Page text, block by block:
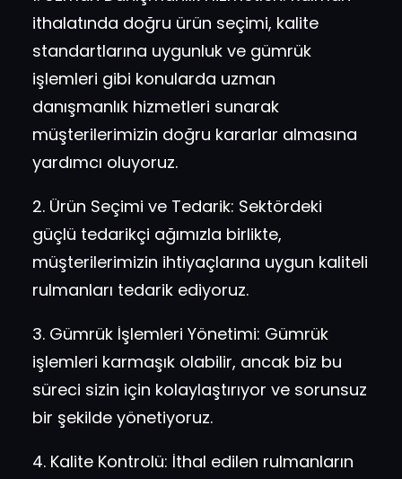
ithalatında doğru ürün seçimi, kalite
standartlarına uygunluk ve gümrük
işlemleri gibi konularda uzman
danışmanlık hizmetleri sunarak
müşterilerimizin doğru kararlar almasına
yardımcı oluyoruz.
2. Ürün Seçimi ve Tedarik: Sektördeki
güçlü tedarikçi ağımızla birlikte,
müşterilerimizin ihtiyaçlarına uygun kaliteli
rulmanları tedarik ediyoruz.
3. Gümrük İşlemleri Yönetimi: Gümrük
işlemleri karmaşık olabilir, ancak biz bu
süreci sizin için kolaylaştırıyor ve sorunsuz
bir şekilde yönetiyoruz.
4. Kalite Kontrolü: İthal edilen rulmanların